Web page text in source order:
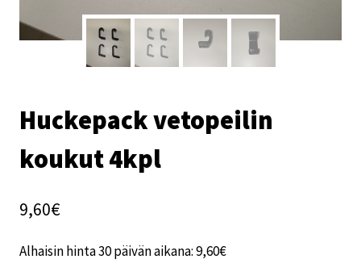
Huckepack vetopeilin
koukut 4kpl
9,60€
Alhaisin hinta 30 päivän aikana:9,60€